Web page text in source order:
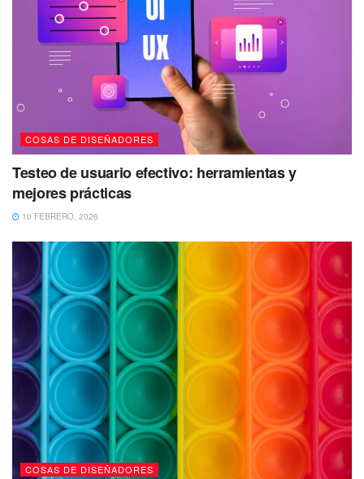
COSAS DE DISEÑADORES
Testeo de usuario efectivo: herramientas y
mejores prácticas
10 FEBRERO, 2026
COSAS DE DISEÑADORES